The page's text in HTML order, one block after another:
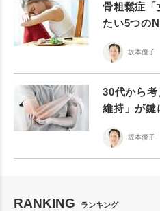
骨粗鬆症「
たい5つの
坂本優子
30代から
維持」が鍵
坂本優子
RANKING ランキング